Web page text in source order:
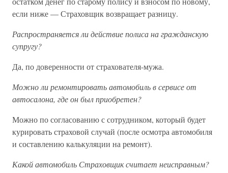
если ниже — Страховщик возвращает разницу.
Распространяется ли действие полиса на гражданскую
супругу?
Да, по доверенности от страхователя-мужа.
Можно ли ремонтировать автомобиль в сервисе от
автосалона, где он был приобретен?
Можно по согласованию с сотрудником, который будет
курировать страховой случай (после осмотра автомобиля
и составлению калькуляции на ремонт).
Какой автомобиль Страховщик считает неисправным?